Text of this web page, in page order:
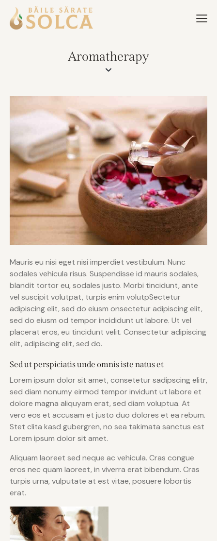
Aromatherapy
Mauris eu nisi eget nisi imperdiet vestibulum. Nunc
sodales vehicula risus. Suspendisse id mauris sodales,
blandit tortor eu, sodales justo. Morbi tincidunt, ante
vel suscipit volutpat, turpis enim volutpSectetur
adipiscing elit, sed do eiusm onsectetur adipiscing elit,
sed do eiusm od tempor incididunt ut labore. Ut vel
placerat eros, eu tincidunt velit. Consectetur adipiscing
elit, adipiscing elit, sed do.
Sed ut perspiciatis unde omnis iste natus et
Lorem ipsum dolor sit amet, consetetur sadipscing elitr,
sed diam nonumy eirmod tempor invidunt ut labore et
dolore magna aliquyam erat, sed diam voluptua. At
vero eos et accusam et justo duo dolores et ea rebum.
Stet clita kasd gubergren, no sea takimata sanctus est
Lorem ipsum dolor sit amet.
Aliquam laoreet sed neque ac vehicula. Cras congue
eros nec quam laoreet, in viverra erat bibendum. Cras
turpis urna, vulputate at est vitae, posuere lobortis
erat.